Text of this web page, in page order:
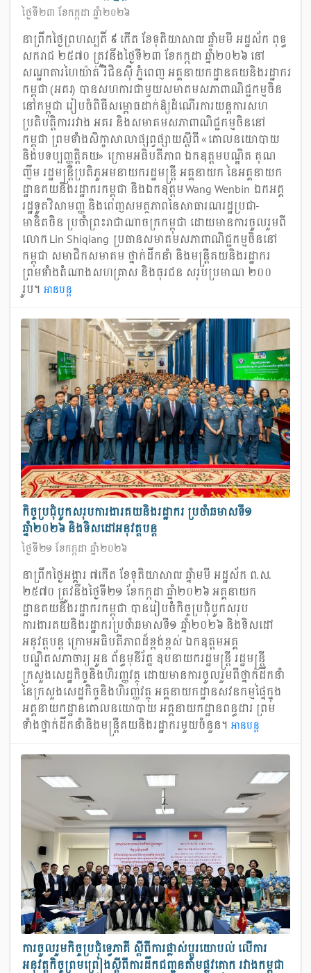
ថ្ងៃទី២៣ ខែកក្កដា ឆ្នាំ២០២៦
នាព្រឹកថ្ងៃព្រហស្បតិ៍ ៩ កើត ខែទុតិយាសាឍ ឆ្នាំមមី អដ្ឋស័ក ពុទ្ធ
សករាជ ២៥៧០ ត្រូវនឹងថ្ងៃទី២៣ ខែកក្កដា ឆ្នាំ២០២៦ នៅ
សណ្ឋាគារហៃយ៉ាត់ រីជិនស៊ី ភ្នំពេញ អគ្គនាយកដ្ឋានគយនិងរដ្ឋាករ
កម្ពុជា (អគរ) បានសហការជាមួយសមាគមសភាពាណិជ្ជកម្មចិន
នៅកម្ពុជា រៀបចំពិធីសម្ពោធដាក់ឱ្យដំណើរការយន្តការសហ
ប្រតិបត្តិការរវាង អគរ និងសមាគមសភាពាណិជ្ជកម្មចិននៅ
កម្ពុជា ព្រមទាំងសិក្ខាសាលាផ្សព្វផ្សាយស្តីពី «គោលនយោបាយ
និងបទប្បញ្ញត្តិគយ» ក្រោមអធិបតីភាព ឯកឧត្តមបណ្ឌិត គុណ
ញឹម រដ្ឋមន្ត្រីប្រតិភូអមនាយករដ្ឋមន្ត្រី អគ្គនាយក នៃអគ្គនាយក
ដ្ឋានគយនិងរដ្ឋាករកម្ពុជា និងឯកឧត្តម Wang Wenbin ឯកអគ្គ
រដ្ឋទូតវិសាមញ្ញ និងពេញសមត្ថភាពនៃសាធារណរដ្ឋប្រជា-
មានិតចិន ប្រចាំព្រះរាជាណាចក្រកម្ពុជា ដោយមានការចូលរួមពី
លោក Lin Shiqiang ប្រធានសមាគមសភាពាណិជ្ជកម្មចិននៅ
កម្ពុជា សមាជិកសមាគម ថ្នាក់ដឹកនាំ និងមន្ត្រីគយនិងរដ្ឋាករ
ព្រមទាំងតំណាងសហគ្រាស និងធុរជន សរុបប្រមាណ ២០០
រូប។ អាន​បន្ត
កិច្ចប្រជុំបូកសរុបការងារគយនិងរដ្ឋាករ ប្រចាំឆមាសទី១
ឆ្នាំ២០២៦ និងទិសដៅអនុវត្តបន្ត
ថ្ងៃទី២១ ខែកក្កដា ឆ្នាំ២០២៦
នាព្រឹកថ្ងៃអង្គារ ៧កើត ខែទុតិយាសាឍ ឆ្នាំមមី អដ្ឋស័ក ព.ស.
២៥៧០ ត្រូវនឹងថ្ងៃទី២១ ខែកក្កដា ឆ្នាំ២០២៦ អគ្គនាយក
ដ្ឋានគយនិងរដ្ឋាករកម្ពុជា បានរៀបចំកិច្ចប្រជុំបូកសរុប
ការងារគយនិងរដ្ឋាករប្រចាំឆមាសទី១ ឆ្នាំ២០២៦ និងទិសដៅ
អនុវត្តបន្ត ក្រោមអធិបតីភាពដ៏ខ្ពង់ខ្ពស់ ឯកឧត្តមអគ្គ
បណ្ឌិតសភាចារ្យ អូន ព័ន្ធមុនីរ័ត្ន ឧបនាយករដ្ឋមន្រ្តី រដ្ឋមន្រ្តី
ក្រសួងសេដ្ឋកិច្ចនិងហិរញ្ញវត្ថុ ដោយមានការចូលរួមពីថ្នាក់ដឹកនាំ
នៃក្រសួងសេដ្ឋកិច្ចនិងហិរញ្ញវត្ថុ អគ្គនាយកដ្ឋានសវនកម្មផ្ទៃក្នុង
អគ្គនាយកដ្ឋានគោលនយោបាយ អគ្គនាយកដ្ឋានពន្ធដារ ព្រម
ទាំងថ្នាក់ដឹកនាំនិងមន្ត្រីគយនិងរដ្ឋាករមួយចំនួន។ អាន​បន្ត
ការចូលរួមកិច្ចប្រជុំទ្វេភាគី ស្ដីពីការផ្លាស់ប្ដូរយោបល់ លើការ
អនុវត្តកិច្ចព្រមព្រៀងស្ដីពីការដឹកជញ្ជូនតាមផ្លូវគោក រវាងកម្ពុជា